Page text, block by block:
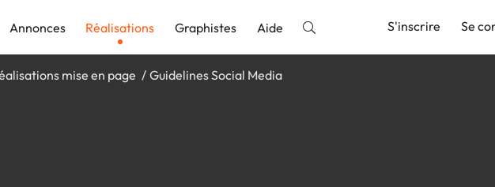
Annonces Réalisations Graphistes Aide S'inscrire Se
mise en page Guidelines Social Media